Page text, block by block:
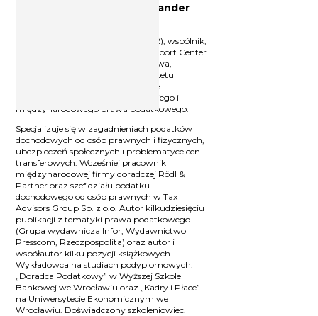
Doradca podatkowy Aleksander
Doradca podatkowy (nr wpisu 11512), wspólnik,
założyciel i Prezes zarządu Tax Support Center
Sp. z o.o., absolwent Wydziału Prawa,
Administracji i Ekonomii Uniwersytetu
Wrocławskiego. Posiada wieloletnie
doświadczenie w stosowaniu polskiego i
międzynarodowego prawa podatkowego.
Specjalizuje się w zagadnieniach podatków
dochodowych od osób prawnych i fizycznych,
ubezpieczeń społecznych i problematyce cen
transferowych. Wcześniej pracownik
międzynarodowej firmy doradczej Rödl &
Partner oraz szef działu podatku
dochodowego od osób prawnych w Tax
Advisors Group Sp. z o.o. Autor kilkudziesięciu
publikacji z tematyki prawa podatkowego
(Grupa wydawnicza Infor, Wydawnictwo
Presscom, Rzeczpospolita) oraz autor i
współautor kilku pozycji książkowych.
Wykładowca na studiach podyplomowych:
„Doradca Podatkowy” w Wyższej Szkole
Bankowej we Wrocławiu oraz „Kadry i Płace”
na Uniwersytecie Ekonomicznym we
Wrocławiu. Doświadczony szkoleniowiec.